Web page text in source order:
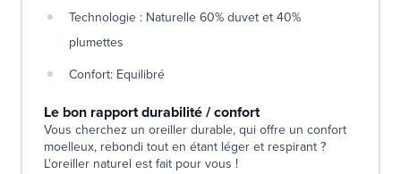
Technologie : Naturelle 60% duvet et 40%
plumettes
Confort: Equilibré
Le bon rapport durabilité / confort
Vous cherchez un oreiller durable, qui offre un confort
moelleux, rebondi tout en étant léger et respirant ?
L'oreiller naturel est fait pour vous !